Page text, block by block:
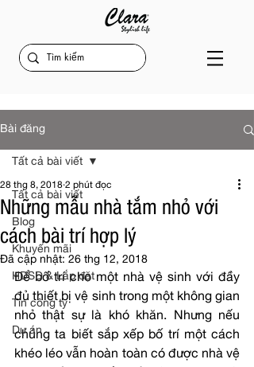
Bài đăng
Tất cả bài viết
Blog
Khuyến mãi
HDSD & Lắp đặt
Tin công ty
Dự án
Tất cả bài viết
Những mẫu nhà tắm nhỏ với
cách bài trí hợp lý
28 thg 8, 2018 2 phút đọc
Đã cập nhật: 26 thg 12, 2018
Để bố trí cho một nhà vệ sinh với đầy
đủ thiết bị vệ sinh trong một không gian
nhỏ thật sự là khó khăn. Nhưng nếu
chúng ta biết sắp xếp bố trí một cách
khéo léo vẫn hoàn toàn có được nhà vệ